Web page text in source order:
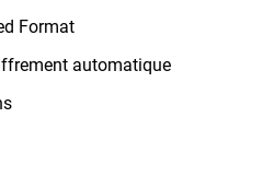
Format
automatique